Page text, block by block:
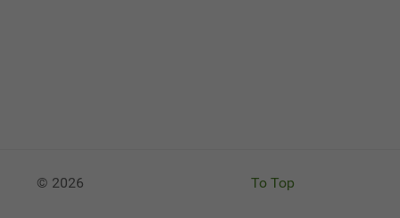
© 2026 To Top